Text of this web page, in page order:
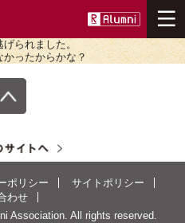
られました。
かったからかな？
ポリシー
サイトポリシー
わせ
Association. All rights reserved.
ース
業について
がる
がる